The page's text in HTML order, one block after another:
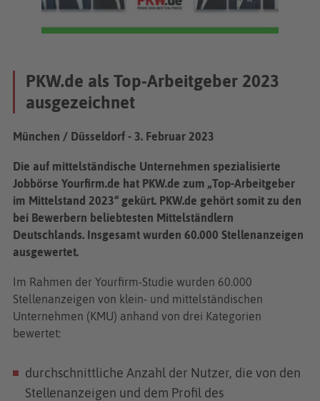
PKW.de als Top-Arbeitgeber 2023
ausgezeichnet
München / Düsseldorf - 3. Februar 2023
Die auf mittelständische Unternehmen spezialisierte
Jobbörse Yourfirm.de hat PKW.de zum „Top-Arbeitgeber
im Mittelstand 2023“ gekürt. PKW.de gehört somit zu den
bei Bewerbern beliebtesten Mittelständlern
Deutschlands. Insgesamt wurden 60.000 Stellenanzeigen
ausgewertet.
Im Rahmen der Yourfirm-Studie wurden 60.000
Stellenanzeigen von klein- und mittelständischen
Unternehmen (KMU) anhand von drei Kategorien
bewertet:
durchschnittliche Anzahl der Nutzer, die von den
Stellenanzeigen und dem Profil des